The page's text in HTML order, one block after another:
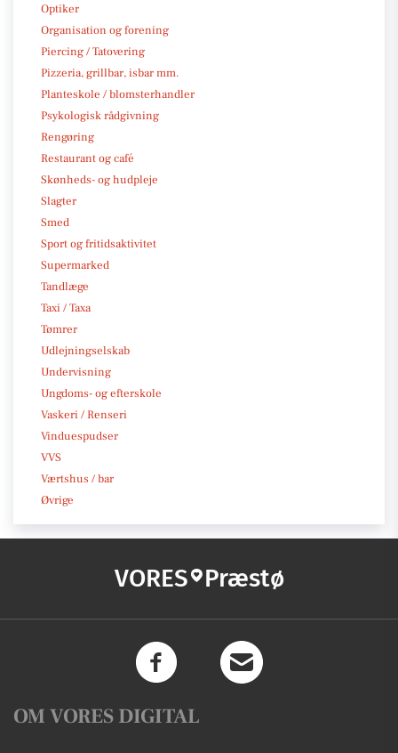
Optiker
Organisation og forening
Piercing / Tatovering
Pizzeria, grillbar, isbar mm.
Planteskole / blomsterhandler
Psykologisk rådgivning
Rengøring
Restaurant og café
Skønheds- og hudpleje
Slagter
Smed
Sport og fritidsaktivitet
Supermarked
Tandlæge
Taxi / Taxa
Tømrer
Udlejningselskab
Undervisning
Ungdoms- og efterskole
Vaskeri / Renseri
Vinduespudser
VVS
Værtshus / bar
Øvrige
VORES Præstø
OM VORES DIGITAL